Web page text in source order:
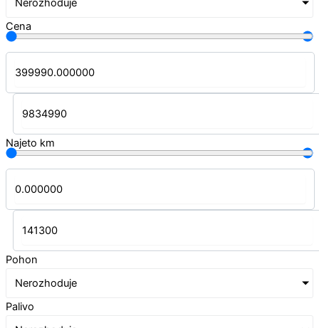
Nerozhoduje
Cena
Najeto km
Pohon
Nerozhoduje
Palivo